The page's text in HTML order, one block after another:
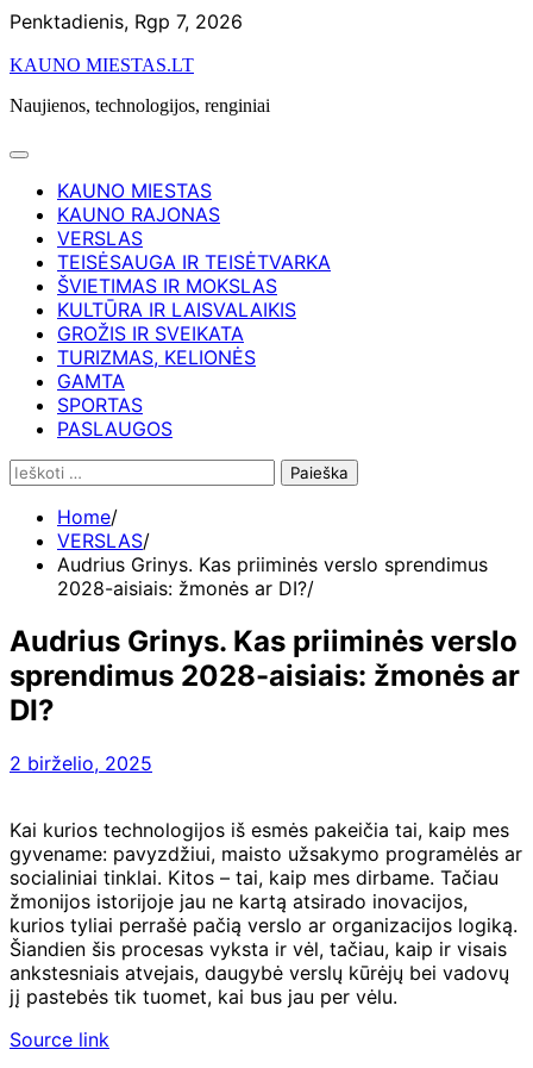
Skip
content
Penktadienis, Rgp 7, 2026
KAUNO MIESTAS.LT
Naujienos, technologijos, renginiai
KAUNO MIESTAS
KAUNO RAJONAS
VERSLAS
TEISĖSAUGA IR TEISĖTVARKA
ŠVIETIMAS IR MOKSLAS
KULTŪRA IR LAISVALAIKIS
GROŽIS IR SVEIKATA
TURIZMAS, KELIONĖS
GAMTA
SPORTAS
PASLAUGOS
Ieškoti:
Home
VERSLAS
Audrius Grinys. Kas priiminės verslo sprendimus
2028-aisiais: žmonės ar DI?
Audrius Grinys. Kas priiminės verslo
sprendimus 2028-aisiais: žmonės ar
DI?
2 birželio, 2025
Kai kurios technologijos iš esmės pakeičia tai, kaip mes
gyvename: pavyzdžiui, maisto užsakymo programėlės ar
socialiniai tinklai. Kitos – tai, kaip mes dirbame. Tačiau
žmonijos istorijoje jau ne kartą atsirado inovacijos,
kurios tyliai perrašė pačią verslo ar organizacijos logiką.
Šiandien šis procesas vyksta ir vėl, tačiau, kaip ir visais
ankstesniais atvejais, daugybė verslų kūrėjų bei vadovų
jį pastebės tik tuomet, kai bus jau per vėlu.
Source link